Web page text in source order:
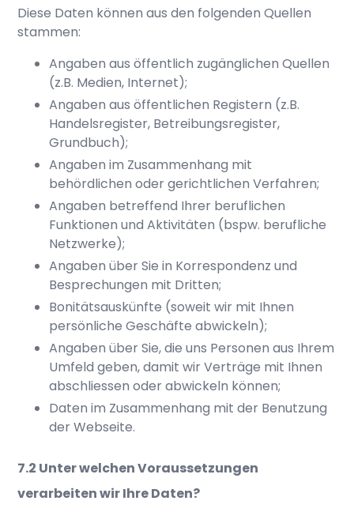
Diese Daten können aus den folgenden Quellen
stammen:
Angaben aus öffentlich zugänglichen Quellen
(z.B. Medien, Internet);
Angaben aus öffentlichen Registern (z.B.
Handelsregister, Betreibungsregister,
Grundbuch);
Angaben im Zusammenhang mit
behördlichen oder gerichtlichen Verfahren;
Angaben betreffend Ihrer beruflichen
Funktionen und Aktivitäten (bspw. berufliche
Netzwerke);
Angaben über Sie in Korrespondenz und
Besprechungen mit Dritten;
Bonitätsauskünfte (soweit wir mit Ihnen
persönliche Geschäfte abwickeln);
Angaben über Sie, die uns Personen aus Ihrem
Umfeld geben, damit wir Verträge mit Ihnen
abschliessen oder abwickeln können;
Daten im Zusammenhang mit der Benutzung
der Webseite.
Unter welchen Voraussetzungen
verarbeiten wir Ihre Daten?